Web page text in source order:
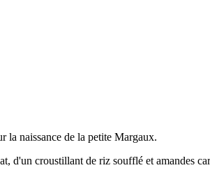
la naissance de la petite Margaux.
d'un croustillant de riz soufflé et amandes